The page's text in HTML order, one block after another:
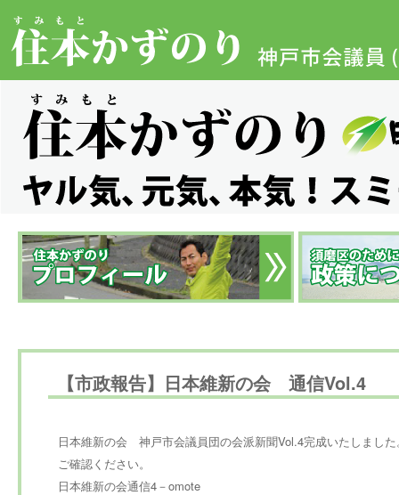
【市政報告】日本維新の会 通信Vol.4
日本維新の会 神戸市会議員団の会派新聞Vol.4完成いたしました
ご確認ください。
日本維新の会通信4－omote